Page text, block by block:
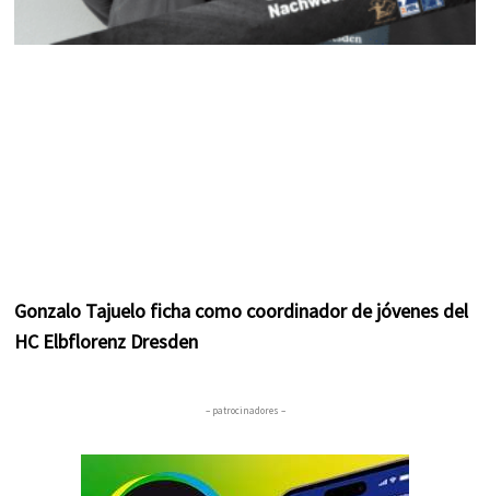
Gonzalo Tajuelo ficha como coordinador de jóvenes del
HC Elbflorenz Dresden
– patrocinadores –